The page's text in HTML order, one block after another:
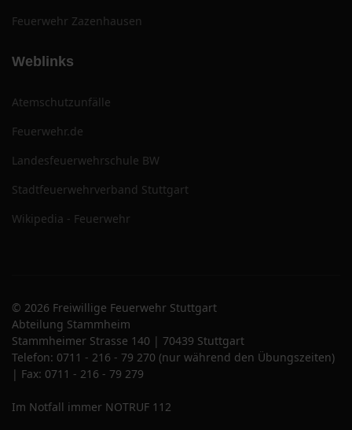
Feuerwehr Zazenhausen
Weblinks
Atemschutzunfälle
Feuerwehr.de
Landesfeuerwehrschule BW
Stadtfeuerwehrverband Stuttgart
Wikipedia - Feuerwehr
© 2026 Freiwillige Feuerwehr Stuttgart
Abteilung Stammheim
Stammheimer Strasse 140 | 70439 Stuttgart
Telefon: 0711 - 216 - 79 270 (nur während den Übungszeiten)
| Fax: 0711 - 216 - 79 279
Im Notfall immer NOTRUF 112